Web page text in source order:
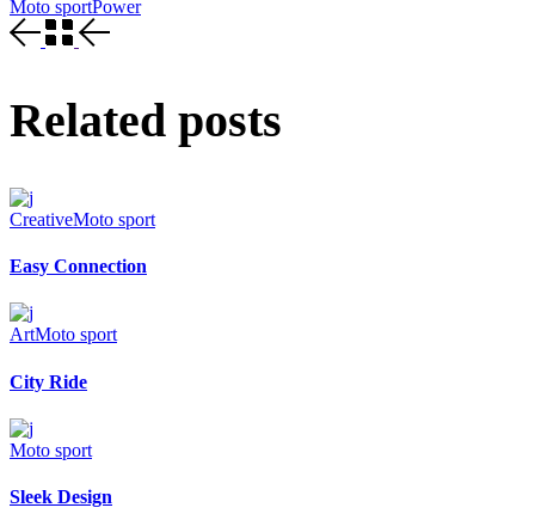
Moto sportPower
Related posts
CreativeMoto sport
Easy Connection
ArtMoto sport
City Ride
Moto sport
Sleek Design